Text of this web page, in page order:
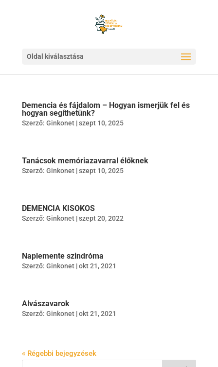
Oldal kiválasztása
Demencia és fájdalom – Hogyan ismerjük fel és
hogyan segíthetünk?
Szerző: Ginkonet|szept 10, 2025
Tanácsok memóriazavarral élőknek
Szerző: Ginkonet|szept 10, 2025
DEMENCIA KISOKOS
Szerző: Ginkonet|szept 20, 2022
Naplemente szindróma
Szerző: Ginkonet|okt 21, 2021
Alvászavarok
Szerző: Ginkonet|okt 21, 2021
« Régebbi bejegyzések